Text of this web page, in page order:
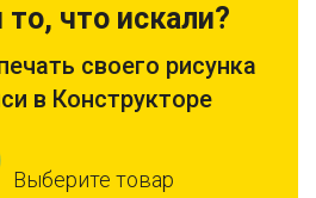
что искали?
своего рисунка
в Конструкторе
Выберите товар